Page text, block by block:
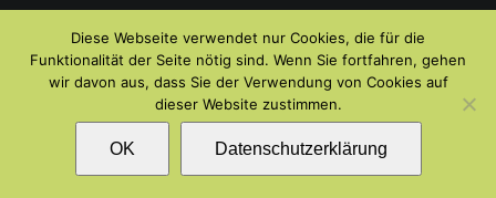
Rights Reserved | Powered byWordPress
Diese Webseite verwendet nur Cookies, die für die
Funktionalität der Seite nötig sind. Wenn Sie fortfahren, gehen
wir davon aus, dass Sie der Verwendung von Cookies auf
dieser Website zustimmen.
OK Datenschutzerklärung